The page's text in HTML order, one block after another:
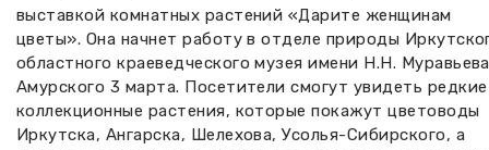
выставкой комнатных растений «Дарите женщинам
цветы». Она начнет работу в отделе природы
областного краеведческого музея имени Н.Н.
Амурского 3 марта. Посетители смогут увидеть
коллекционные растения, которые покажут цветоводы
Иркутска, Ангарска, Шелехова, Усолья-Сибирского, а